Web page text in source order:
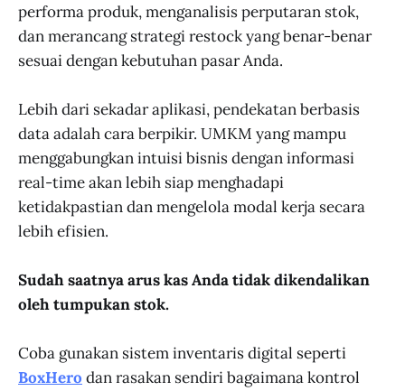
performa produk, menganalisis perputaran stok,
dan merancang strategi restock yang benar-benar
sesuai dengan kebutuhan pasar Anda.
Lebih dari sekadar aplikasi, pendekatan berbasis
data adalah cara berpikir. UMKM yang mampu
menggabungkan intuisi bisnis dengan informasi
real-time akan lebih siap menghadapi
ketidakpastian dan mengelola modal kerja secara
lebih efisien.
Sudah saatnya arus kas Anda tidak dikendalikan
oleh tumpukan stok.
Coba gunakan sistem inventaris digital seperti
BoxHero dan rasakan sendiri bagaimana kontrol